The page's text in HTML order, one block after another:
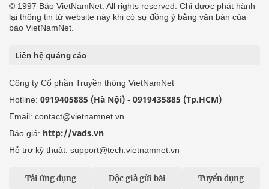
© 1997 Báo VietNamNet. All rights reserved. Chỉ được phát hành
lại thông tin từ website này khi có sự đồng ý bằng văn bản của
báo VietNamNet.
Liên hệ quảng cáo
Công ty Cổ phần Truyền thông VietNamNet
Hotline: 0919405885 (Hà Nội) - 0919435885 (Tp.HCM)
Email: contact@vietnamnet.vn
Báo giá: http://vads.vn
Hỗ trợ kỹ thuật: support@tech.vietnamnet.vn
Tải ứng dụng Độc giả gửi bài Tuyển dụng